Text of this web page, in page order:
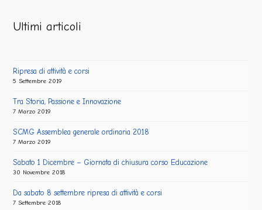
Ultimi articoli
Ripresa di attività e corsi
5 Settembre 2019
Tra Storia, Passione e Innovazione
7 Marzo 2019
SCMG Assemblea generale ordinaria 2018
7 Marzo 2019
Sabato 1 Dicembre – Giornata di chiusura corso Educazione
30 Novembre 2018
Da sabato 8 settembre ripresa di attività e corsi
7 Settembre 2018